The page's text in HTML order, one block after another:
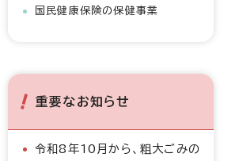
国民健康保険の保健事業
重要なお知らせ
令和8年10月から、粗大ごみの